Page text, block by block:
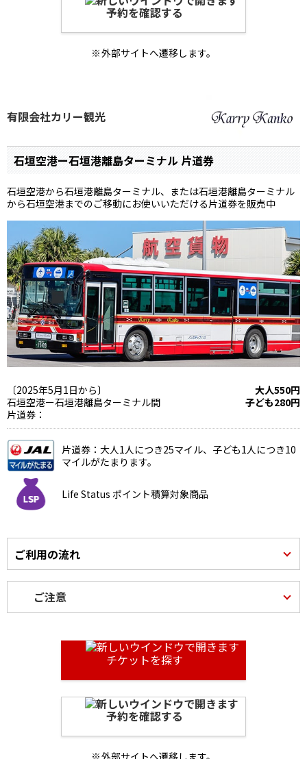
予約を確認する
外部サイトへ遷移します。
有限会社カリー観光
石垣空港ー石垣港離島ターミナル 片道券
石垣空港から石垣港離島ターミナル、または石垣港離島ターミナル
から石垣空港までのご移動にお使いいただける片道券を販売中
〔2025年5月1日から〕
石垣空港ー石垣港離島ターミナル間
片道券：
大人550円
子ども280円
片道券：大人1人につき25マイル、子ども1人につき10
マイルがたまります。
Life Status ポイント積算対象商品
ご利用の流れ
ご注意
チケットを探す
予約を確認する
外部サイトへ遷移します。